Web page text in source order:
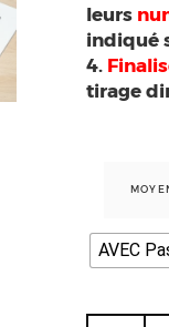
leurs
indiqué
4.
tirage
AVEC